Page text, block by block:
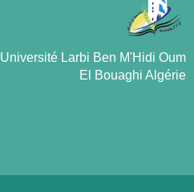
Université Larbi Ben M'Hidi Oum
El Bouaghi Algérie